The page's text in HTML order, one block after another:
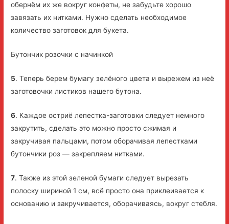
обернём их же вокруг конфеты, не забудьте хорошо
завязать их нитками. Нужно сделать необходимое
количество заготовок для букета.
Бутончик розочки с начинкой
5. Теперь берем бумагу зелёного цвета и вырежем из неё
заготовочки листиков нашего бутона.
6. Каждое остриё лепестка-заготовки следует немного
закрутить, сделать это можно просто сжимая и
закручивая пальцами, потом оборачивая лепестками
бутончики роз — закрепляем нитками.
7. Также из этой зеленой бумаги следует вырезать
полоску шириной 1 см, всё просто она приклеивается к
основанию и закручивается, оборачиваясь, вокруг стебля.